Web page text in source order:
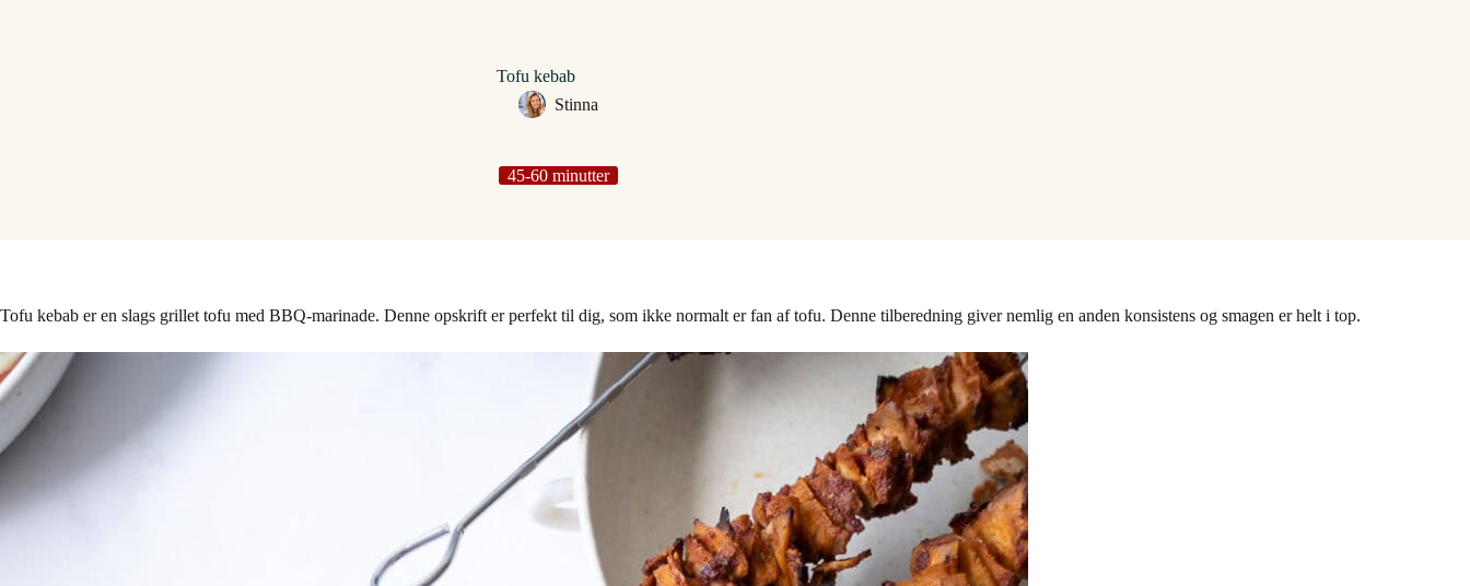
Tofu kebab
Stinna
45-60 minutter
Tofu kebab er en slags grillet tofu med BBQ-marinade. Denne opskrift er perfekt til dig, som ikke normalt er fan af tofu. Denne tilberedning giver nemlig en anden konsistens og smagen er helt i top.